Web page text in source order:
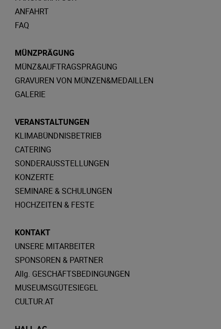
ANFAHRT
FAQ
MÜNZPRÄGUNG
MÜNZ&AUFTRAGSPRÄGUNG
GRAVUREN VON MÜNZEN&MEDAILLEN
GALERIE
VERANSTALTUNGEN
KLIMABÜNDNISBETRIEB
CATERING
SONDERAUSSTELLUNGEN
KONZERTE
SEMINARE & SCHULUNGEN
HOCHZEITEN & FESTE
KONTAKT
UNSERE MITARBEITER
SPONSOREN & PARTNER
Allg. GESCHÄFTSBEDINGUNGEN
MUSEUMSGÜTESIEGEL
CULTUR.AT